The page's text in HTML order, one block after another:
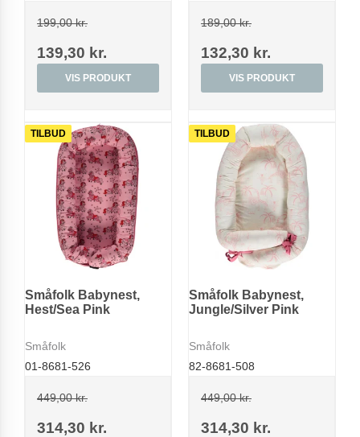
199,00 kr.
139,30 kr.
VIS PRODUKT
189,00 kr.
132,30 kr.
VIS PRODUKT
TILBUD
Småfolk Babynest,
Hest/Sea Pink
Småfolk
01-8681-526
449,00 kr.
314,30 kr.
TILBUD
Småfolk Babynest,
Jungle/Silver Pink
Småfolk
82-8681-508
449,00 kr.
314,30 kr.